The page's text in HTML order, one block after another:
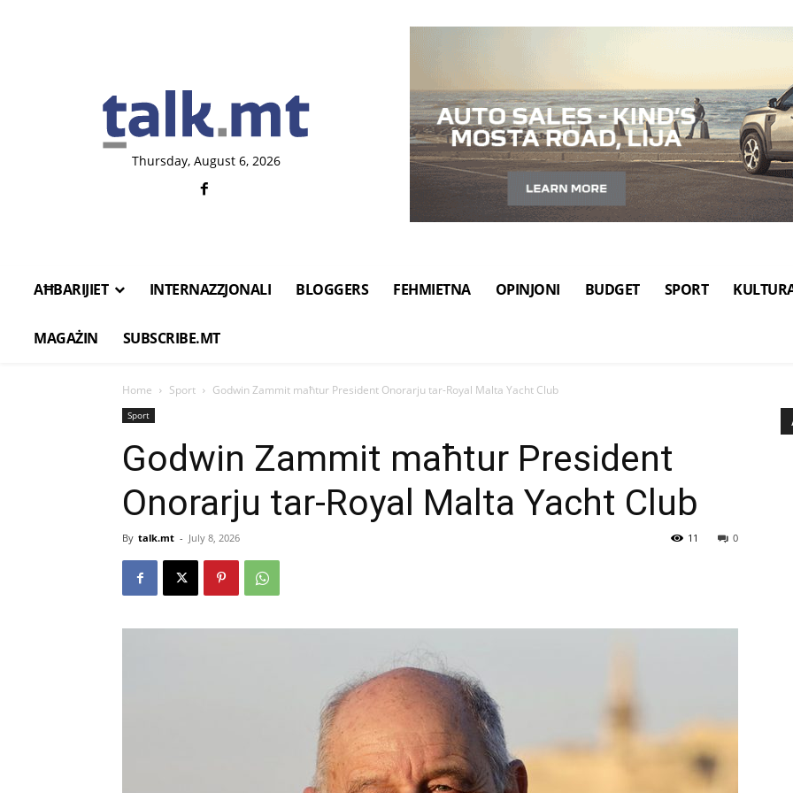
Thursday, August 6, 2026
AĦBARIJIET INTERNAZZJONALI BLOGGERS FEHMIETNA OPINJONI BUDGET SPORT
MAGAŻIN SUBSCRIBE.MT
Home Sport Godwin Zammit maħtur President Onorarju tar-Royal Malta Yacht Club
Sport
Godwin Zammit maħtur President
Onorarju tar-Royal Malta Yacht Club
By talk.mt - July 8, 2026 0
11